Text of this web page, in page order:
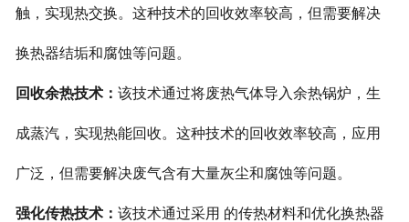
触，实现热交换。这种技术的回收效率较高，但需要解决
换热器结垢和腐蚀等问题。
回收余热技术： 该技术通过将废热气体导入余热锅炉，生
成蒸汽，实现热能回收。这种技术的回收效率较高，应用
广泛，但需要解决废气含有大量灰尘和腐蚀等问题。
强化传热技术： 该技术通过采用 的传热材料和优化换热器